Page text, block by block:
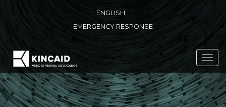
ENGLISH
EMERGENCY RESPONSE